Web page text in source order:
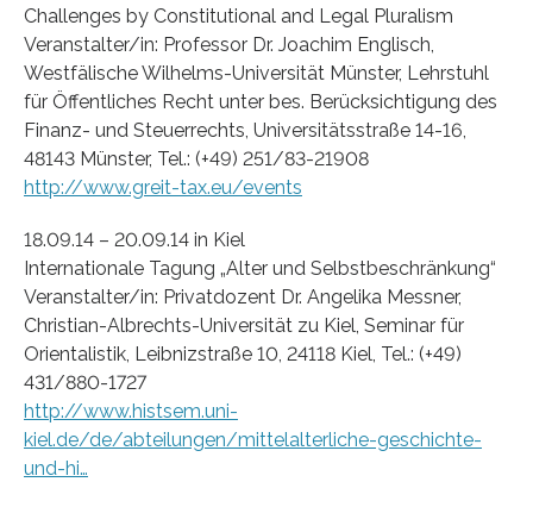
Challenges by Constitutional and Legal Pluralism
Veranstalter/in: Professor Dr. Joachim Englisch,
Westfälische Wilhelms-Universität Münster, Lehrstuhl
für Öffentliches Recht unter bes. Berücksichtigung des
Finanz- und Steuerrechts, Universitätsstraße 14-16,
48143 Münster, Tel.: (+49) 251/83-21908
http://www.greit-tax.eu/events
18.09.14 – 20.09.14 in Kiel
Internationale Tagung „Alter und Selbstbeschränkung“
Veranstalter/in: Privatdozent Dr. Angelika Messner,
Christian-Albrechts-Universität zu Kiel, Seminar für
Orientalistik, Leibnizstraße 10, 24118 Kiel, Tel.: (+49)
431/880-1727
http://www.histsem.uni-
kiel.de/de/abteilungen/mittelalterliche-geschichte-
und-hi…